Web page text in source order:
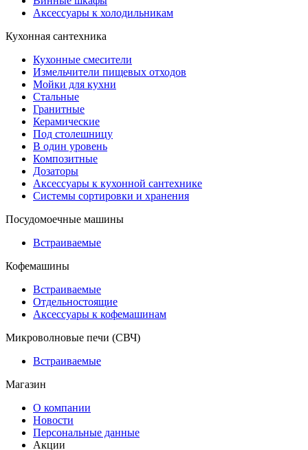
Аксессуары к холодильникам
Кухонная сантехника
Кухонные смесители
Измельчители пищевых отходов
Мойки для кухни
Стальные
Гранитные
Керамические
Под столешницу
В один уровень
Композитные
Дозаторы
Аксессуары к кухонной сантехнике
Системы сортировки и хранения
Посудомоечные машины
Встраиваемые
Кофемашины
Встраиваемые
Отдельностоящие
Аксессуары к кофемашинам
Микроволновые печи (СВЧ)
Встраиваемые
Магазин
О компании
Новости
Персональные данные
Акции